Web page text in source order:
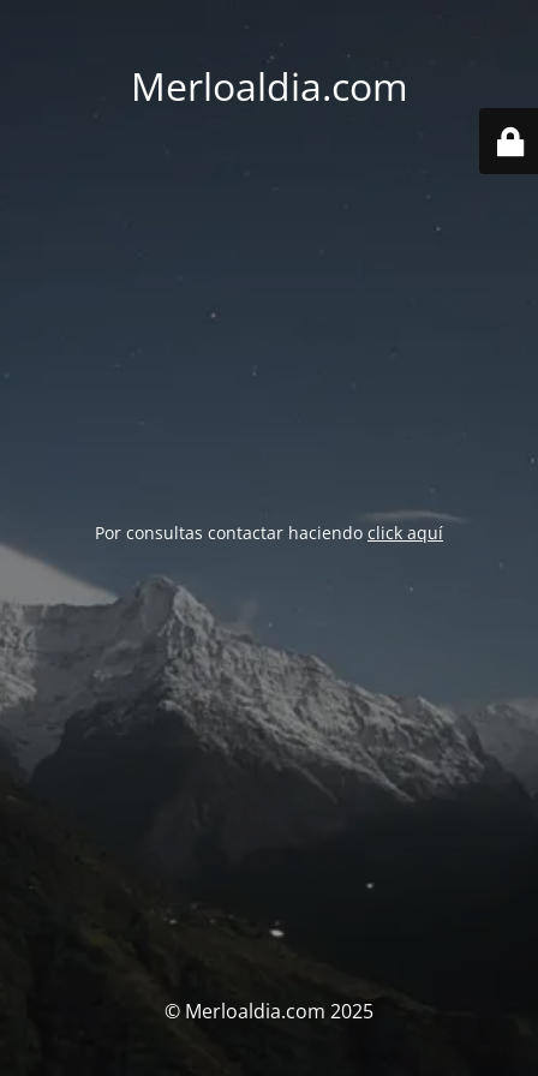
Merloaldia.com
Por consultas contactar haciendo click aquí
© Merloaldia.com 2025